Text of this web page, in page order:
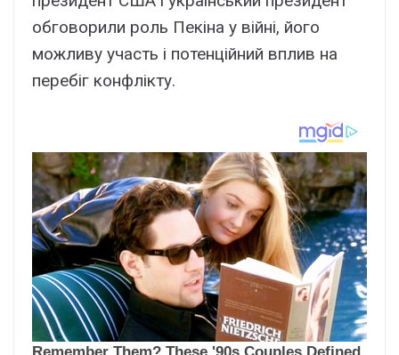
обговорили роль Пекіна у війні, його
можливу участь і потенційний вплив на
перебіг конфлікту.